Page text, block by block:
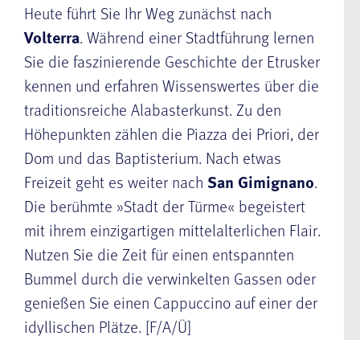
Heute führt Sie Ihr Weg zunächst nach
Volterra. Während einer Stadtführung lernen
Sie die faszinierende Geschichte der Etrusker
kennen und erfahren Wissenswertes über die
traditionsreiche Alabasterkunst. Zu den
Höhepunkten zählen die Piazza dei Priori, der
Dom und das Baptisterium. Nach etwas
Freizeit geht es weiter nach San Gimignano.
Die berühmte »Stadt der Türme« begeistert
mit ihrem einzigartigen mittelalterlichen Flair.
Nutzen Sie die Zeit für einen entspannten
Bummel durch die verwinkelten Gassen oder
genießen Sie einen Cappuccino auf einer der
idyllischen Plätze. [F/A/Ü]